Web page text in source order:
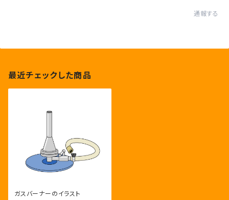
通報する
最近チェックした商品
ガスバーナーのイラスト